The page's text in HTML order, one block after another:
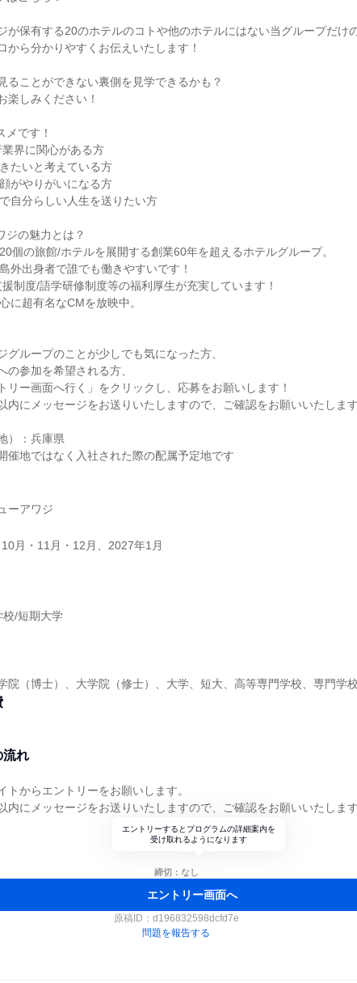
が保有する20のホテルのコトや他のホテルにはない当グループだけ
から分かりやすくお伝えいたします！
ることができない裏側を見学できるかも？
楽しみください！
メです！
界に関心がある方
たいと考えている方
がやりがいになる方
自分らしい人生を送りたい方
ジの魅力とは？
個の旅館/ホテルを展開する創業60年を超えるホテルグループ。
外出身者で誰でも働きやすいです！
制度/語学研修制度等の福利厚生が充実しています！
に超有名なCMを放映中。
グループのことが少しでも気になった方、
の参加を希望される方、
リー画面へ行く」をクリックし、応募をお願いします！
内にメッセージをお送りいたしますので、ご確認をお願いいたしま
）：兵庫県
催地ではなく入社された際の配属予定地です
ーアワジ
月・11月・12月、2027年1月
校/短期大学
院（博士）、大学院（修士）、大学、短大、高等専門学校、専門学
流れ
トからエントリーをお願いします。
内にメッセージをお送りいたしますので、ご確認をお願いいたしま
エントリーするとプログラムの詳細案内を
受け取れるようになります
締切：なし
エントリー画面へ
原稿ID： d196832598dcfd7e
問題を報告する